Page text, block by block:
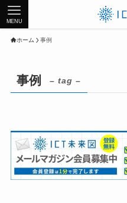
MENU
ホーム 事例
事例 – tag –